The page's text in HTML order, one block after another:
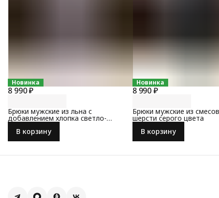
Новинка
8 990 ₽
Брюки мужские из льна с
добавлением хлопка светло-
серого цвета
В корзину
Новинка
8 990 ₽
Брюки мужские из
шерсти серого цвета
В корзину